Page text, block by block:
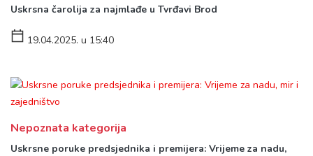
Uskrsna čarolija za najmlađe u Tvrđavi Brod
19.04.2025. u 15:40
Nepoznata kategorija
Uskrsne poruke predsjednika i premijera: Vrijeme za nadu,